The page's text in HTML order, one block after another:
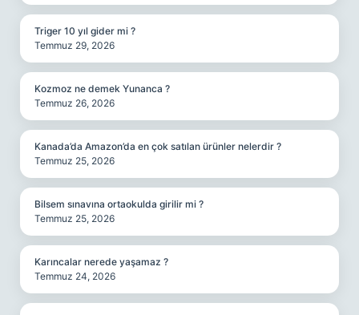
Triger 10 yıl gider mi ?
Temmuz 29, 2026
Kozmoz ne demek Yunanca ?
Temmuz 26, 2026
Kanada’da Amazon’da en çok satılan ürünler nelerdir ?
Temmuz 25, 2026
Bilsem sınavına ortaokulda girilir mi ?
Temmuz 25, 2026
Karıncalar nerede yaşamaz ?
Temmuz 24, 2026